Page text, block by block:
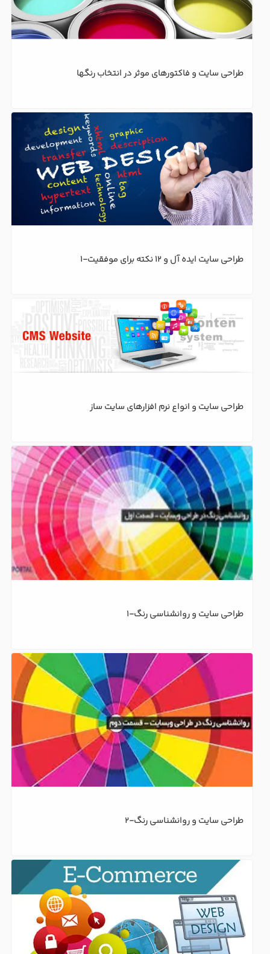
طراحی سایت و فاکتورهای موثر در انتخاب رنگها
طراحی سایت ایده آل و 12 نکته برای موفقیت-1
طراحی سایت و انواع نرم افزارهای سایت ساز
طراحی سایت و روانشناسی رنگ-1
طراحی سایت و روانشناسی رنگ-2